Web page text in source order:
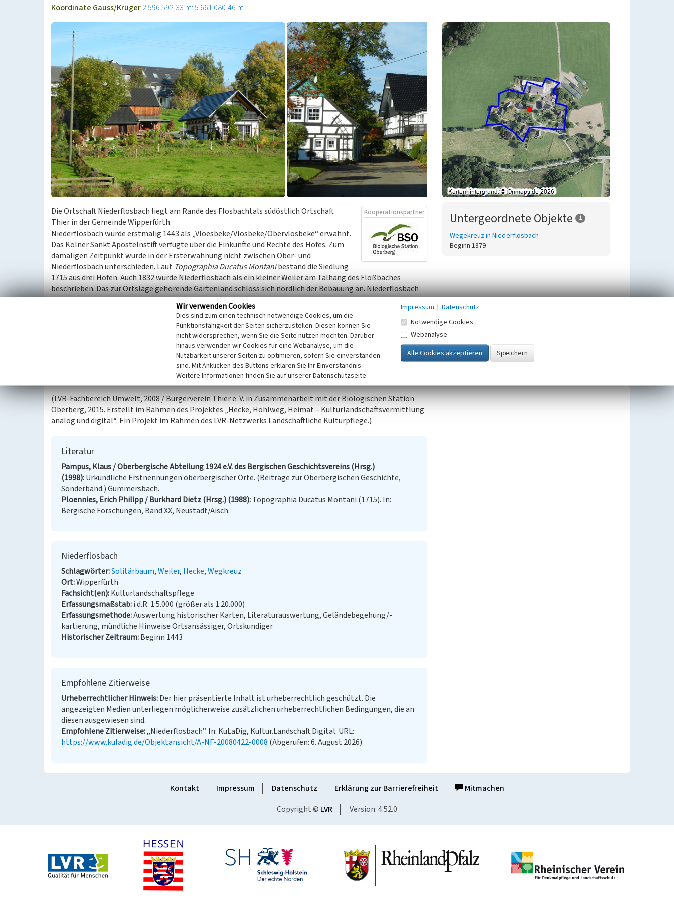
Koordinate Gauss/Krüger2.596.592,33 m: 5.661.080,46 m
Kooperationspartner
Die Ortschaft Niederflosbach liegt am Rande des Flosbachtals südöstlich Ortschaft
Thier in der Gemeinde Wipperfürth.
Niederflosbach wurde erstmalig 1443 als „Vloesbeke/Vlosbeke/Obervlosbeke“ erwähnt.
Das Kölner Sankt Apostelnstift verfügte über die Einkünfte und Rechte des Hofes. Zum
damaligen Zeitpunkt wurde in der Ersterwähnung nicht zwischen Ober- und
Niederflosbach unterschieden. Laut Topographia Ducatus Montanibestand die Siedlung
1715 aus drei Höfen. Auch 1832 wurde Niederflosbach als ein kleiner Weiler am Talhang des Floßbaches
beschrieben. Das zur Ortslage gehörende Gartenland schloss sich nördlich der Bebauung an. Niederflosbach
war umgeben von Acker- sowie Grünland.
Niederflosbach hat sich in seiner Ausdehnung gegenüber 1832 kaum verändert. Der Weiler Niederflosbach
besteht heute aus neun Wohnhäusern, die überwiegend im typisch bergischen Fachwerkstil mit
Bruchsteinmauerwerk und Schiefer erbaut sind. Zu jedem Haus gehört eine Scheune, die heute u.a. als Garage
dient. Die Grundstücke sind offen und nicht durch Zäune getrennt. Rund um die Häuser finden sich noch Relikte
der früher typischen Streuobstwiesen. Ein unter Denkmalschutz stehendes Wegekreuz sowie historische
Bausubstanz und charakteristische Grünelemente bereichern das Ortsbild.
(LVR-Fachbereich Umwelt, 2008 / Bürgerverein Thier e. V. in Zusammenarbeit mit der Biologischen Station
Oberberg, 2015. Erstellt im Rahmen des Projektes „Hecke, Hohlweg, Heimat – Kulturlandschaftsvermittlung
analog und digital“. Ein Projekt im Rahmen des LVR-Netzwerks Landschaftliche Kulturpflege.)
Literatur
Pampus, Klaus / Oberbergische Abteilung 1924 e.V. des Bergischen Geschichtsvereins (Hrsg.)
(1998) Urkundliche Erstnennungen oberbergischer Orte. (Beiträge zur Oberbergischen Geschichte,
Sonderband.) Gummersbach.
Ploennies, Erich Philipp / Burkhard Dietz (Hrsg.) (1988) Topographia Ducatus Montani (1715). In:
Bergische Forschungen, Band XX, Neustadt/Aisch.
Niederflosbach
Schlagwörter Solitärbaum Weiler Hecke Wegkreuz
Ort Wipperfürth
Fachsicht(en) Kulturlandschaftspflege
Erfassungsmaßstab i.d.R. 1:5.000 (größer als 1:20.000)
Erfassungsmethode Auswertung historischer Karten, Literaturauswertung, Geländebegehung/-
kartierung, mündliche Hinweise Ortsansässiger, Ortskundiger
Historischer Zeitraum Beginn 1443
Empfohlene Zitierweise
Urheberrechtlicher Hinweis Der hier präsentierte Inhalt ist urheberrechtlich geschützt. Die
angezeigten Medien unterliegen möglicherweise zusätzlichen urheberrechtlichen Bedingungen, die an
diesen ausgewiesen sind.
Empfohlene Zitierweise „Niederflosbach”. In: KuLaDig, Kultur.Landschaft.Digital. URL:
https://www.kuladig.de/Objektansicht/A-NF-20080422-0008 (Abgerufen: 6. August 2026)
Untergeordnete Objekte 1
Wegekreuz in Niederflosbach
Beginn 1879
Kontakt Impressum Datenschutz Erklärung zur Barrierefreiheit
Mitmachen
Copyright © LVR Version: 4.52.0
Wir verwenden Cookies
Dies sind zum einen technisch notwendige Cookies, um die
Funktionsfähigkeit der Seiten sicherzustellen. Diesen können Sie
nicht widersprechen, wenn Sie die Seite nutzen möchten. Darüber
hinaus verwenden wir Cookies für eine Webanalyse, um die
Nutzbarkeit unserer Seiten zu optimieren, sofern Sie einverstanden
sind. Mit Anklicken des Buttons erklären Sie Ihr Einverständnis.
Weitere Informationen finden Sie auf unserer Datenschutzseite.
Impressum | Datenschutz
Notwendige Cookies
Webanalyse